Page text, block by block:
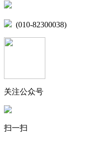
(010-82300038)
关注公众号
扫一扫